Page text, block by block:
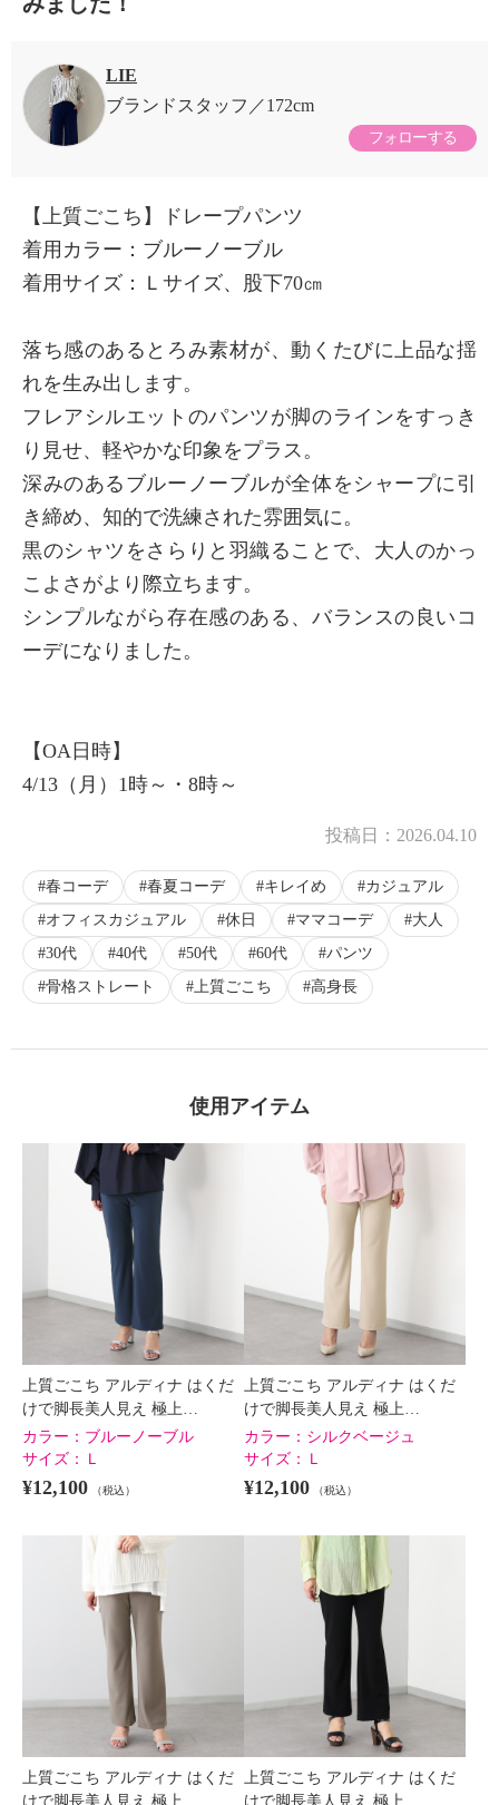
LIE
ブランドスタッフ
172cm
フォローする
【上質ごこち】ドレープパンツ
着用カラー：ブルーノーブル
着用サイズ：Ｌサイズ、股下70㎝
落ち感のあるとろみ素材が、動くたびに上品な揺
れを生み出します。
フレアシルエットのパンツが脚のラインをすっき
り見せ、軽やかな印象をプラス。
深みのあるブルーノーブルが全体をシャープに引
き締め、知的で洗練された雰囲気に。
黒のシャツをさらりと羽織ることで、大人のかっ
こよさがより際立ちます。
シンプルながら存在感のある、バランスの良いコ
ーデになりました。
【OA日時】
4/13（月）1時～・8時～
投稿日： 2026.04.10
春コーデ 春夏コーデ キレイめ
カジュアル
オフィスカジュアル
休日 ママコーデ
大人
30代
40代 50代 60代
パンツ
骨格ストレート
上質ごこち 高身長
使用アイテム
上質ごこち アルディナ はくだ
けで脚長美人見え 極上…
カラー： ブルーノーブル
サイズ：
Ｌ
¥12,100 （税込）
上質ごこち アルディナ はくだ
けで脚長美人見え 極上…
カラー： シルクベージュ
サイズ：
Ｌ
¥12,100 （税込）
上質ごこち アルディナ はくだ
けで脚長美人見え 極上…
上質ごこち アルディナ はくだ
けで脚長美人見え 極上…